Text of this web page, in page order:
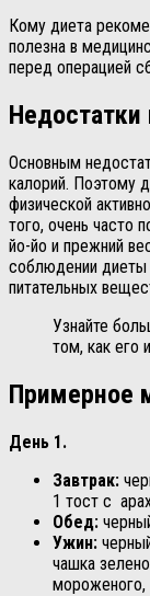
Кому диета
полезна в
перед операцией
Основным
калорий. Поэтому
физической
того, очень часто
йо-йо и прежний
соблюдении
питательных
Узнайте
том, как его
Примерное
День 1.
Завтрак:
1 тост с
Обед:
Ужин:
чашка
мороженого,